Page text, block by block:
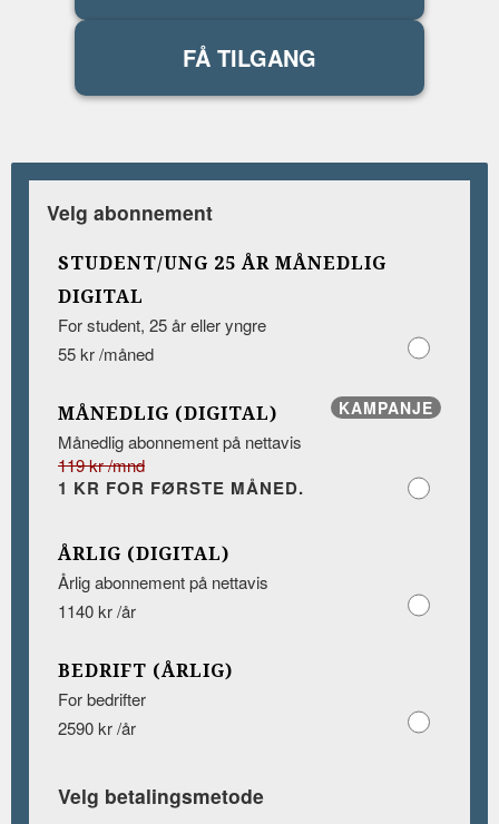
FÅ TILGANG
Velg abonnement
STUDENT/UNG 25 ÅR MÅNEDLIG
DIGITAL
For student, 25 år eller yngre
55 kr /måned
KAMPANJE
MÅNEDLIG (DIGITAL)
Månedlig abonnement på nettavis
119 kr /mnd
1 KR FOR FØRSTE MÅNED.
ÅRLIG (DIGITAL)
Årlig abonnement på nettavis
1140 kr /år
BEDRIFT (ÅRLIG)
For bedrifter
2590 kr /år
Velg betalingsmetode